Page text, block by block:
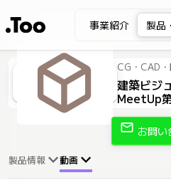
事業紹介 製品
CG・CAD
建築ビジ
MeetUp
mail お問い
製品情報 動画